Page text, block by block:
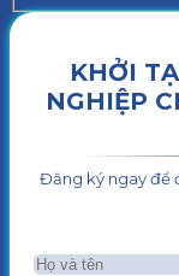
KHỞI
NGHIỆP
Đăng ký ngay để